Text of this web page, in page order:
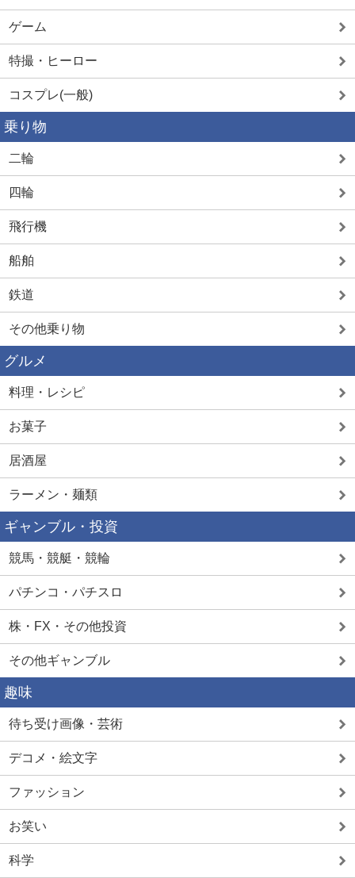
ゲーム
特撮・ヒーロー
コスプレ(一般)
乗り物
二輪
四輪
飛行機
船舶
鉄道
その他乗り物
グルメ
料理・レシピ
お菓子
居酒屋
ラーメン・麺類
ギャンブル・投資
競馬・競艇・競輪
パチンコ・パチスロ
株・FX・その他投資
その他ギャンブル
趣味
待ち受け画像・芸術
デコメ・絵文字
ファッション
お笑い
科学